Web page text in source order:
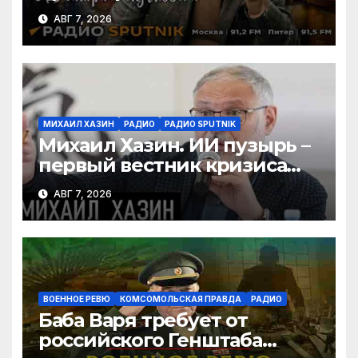
туризма, безработица из-за
ИИ
АВГ 7, 2026
МИХАИЛ ХАЗИН РАДИО РАДИО SPUTNIK
Михаил Хазин. ИИ пузырь –
первый вестник кризиса
или миф?
АВГ 7, 2026
ВОЕННОЕ РЕВЮ КОМСОМОЛЬСКАЯ ПРАВДА РАДИО
Баба Варя требует от
российского Генштаба